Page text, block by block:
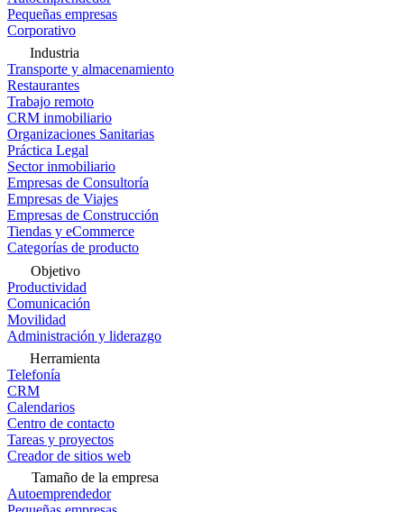
Pequeñas empresas
Corporativo
Industria
Transporte y almacenamiento
Restaurantes
Trabajo remoto
CRM inmobiliario
Organizaciones Sanitarias
Práctica Legal
Sector inmobiliario
Empresas de Consultoría
Empresas de Viajes
Empresas de Construcción
Tiendas y eCommerce
Categorías de producto
Objetivo
Productividad
Comunicación
Movilidad
Administración y liderazgo
Herramienta
Telefonía
CRM
Calendarios
Centro de contacto
Tareas y proyectos
Creador de sitios web
Tamaño de la empresa
Autoemprendedor